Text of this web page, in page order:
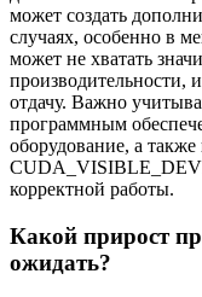
может создать
случаях, особенно в
может не хватать
производительности,
отдачу. Важно
программным
оборудование, а
корректной работы.
Какой прирост
ожидать?